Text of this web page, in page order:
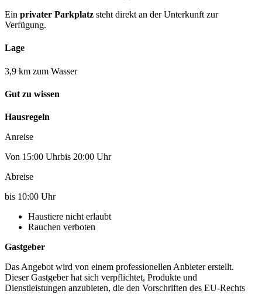
Ein privater Parkplatz steht direkt an der Unterkunft zur
Verfügung.
Lage
3,9 km zum Wasser
Gut zu wissen
Hausregeln
Anreise
Von 15:00 Uhrbis 20:00 Uhr
Abreise
bis 10:00 Uhr
Haustiere nicht erlaubt
Rauchen verboten
Gastgeber
Das Angebot wird von einem professionellen Anbieter erstellt.
Dieser Gastgeber hat sich verpflichtet, Produkte und
Dienstleistungen anzubieten, die den Vorschriften des EU-Rechts